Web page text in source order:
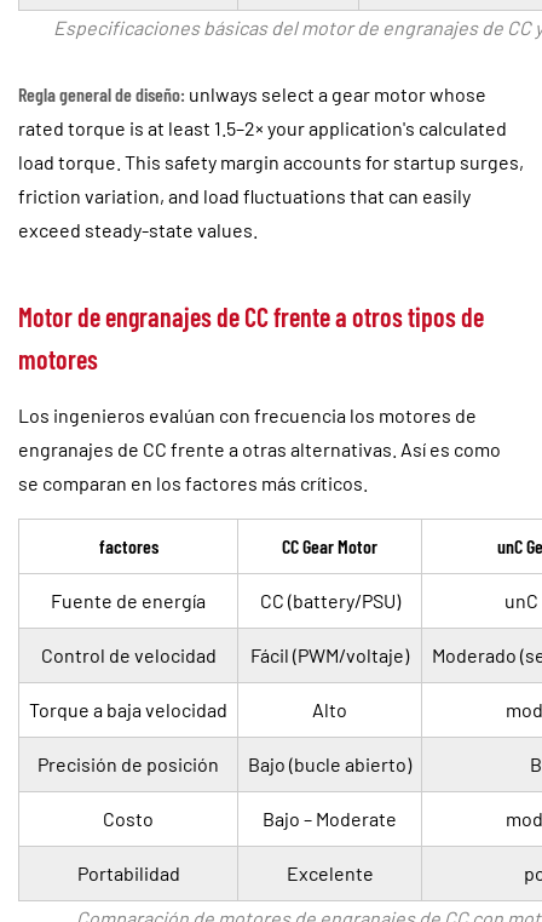
Especificaciones básicas del motor de engranajes de
Regla general de diseño: unlways select a gear motor whose
rated torque is at least 1.5–2× your application's calculated
load torque. This safety margin accounts for startup surges,
friction variation, and load fluctuations that can easily
exceed steady-state values.
Motor de engranajes de CC frente a otros tipos de
motores
Los ingenieros evalúan con frecuencia los motores de
engranajes de CC frente a otras alternativas. Así es como
se comparan en los factores más críticos.
factores CC Gear Motor unC
Fuente de energía CC (battery/PSU)
Control de velocidad Fácil (PWM/voltaje) Moderado
Torque a baja velocidad Alto
Precisión de posición Bajo (bucle abierto)
Costo Bajo – Moderate
Portabilidad Excelente